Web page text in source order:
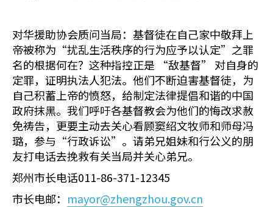
对华援助协会质问当局：基督徒在自己家中敬拜上
帝被称为“扰乱生活秩序的行为应予以认定”之罪
名的根据何在？这种指控正是 “敌基督” 对自身的
定罪，证明执法人犯法。他们不断迫害基督徒，为
自己积蓄上帝的愤怒，给制定法律提倡和谐的中国
政府抹黑。我们呼吁各基督教会为他们的悔改求赦
免祷告，更要主动去关心看顾窦绍文牧师和师母冯
璐，参与“行政诉讼”。请弟兄姐妹和行公义的朋
友打电话去挽救有关当局并关心弟兄。
郑州市长电话011-86-371-12345
市长电邮： mayor@zhengzhou.gov.cn